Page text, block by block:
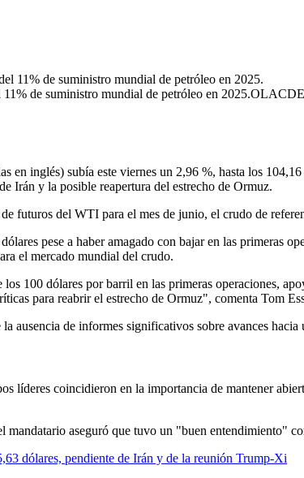
de suministro mundial de petróleo en 2025.OLACDE
en inglés) subía este viernes un 2,96 %, hasta los
Irán y la posible reapertura del estrecho de Ormuz.
futuros del WTI para el mes de junio, el crudo de
pese a haber amagado con bajar en las primeras
el mercado mundial del crudo.
100 dólares por barril en las primeras operaciones,
para reabrir el estrecho de Ormuz", comenta Tom
ausencia de informes significativos sobre avances hacia
líderes coincidieron en la importancia de mantener
aseguró que tuvo un "buen entendimiento"